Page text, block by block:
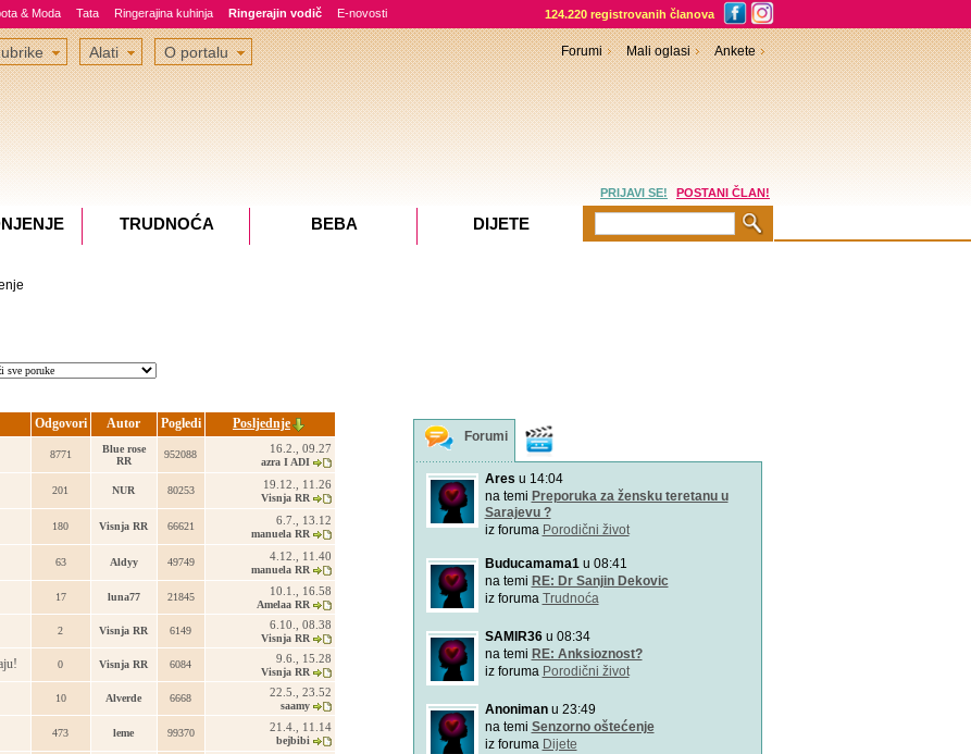
& Moda Tata Ringerajina kuhinja Ringerajin vodič E-novosti 124.220 registrovanih članova
Odgovori Autor Pogledi
Posljednje
8771
Blue rose
RR
952088 16.2., 09.27
azra I ADI
201 NUR 80253 19.12., 11.26
Visnja RR
180 Visnja RR 66621 6.7., 13.12
manuela RR
63 Aldyy 49749 4.12., 11.40
manuela RR
17 luna77 21845 10.1., 16.58
Amelaa RR
2 Visnja RR 6149 6.10., 08.38
Visnja RR
0 Visnja RR 6084 9.6., 15.28
Visnja RR
10 Alverde 6668 22.5., 23.52
saamy
473 leme 99370 21.4., 11.14
bejbibi
Forumi
Ares u 14:04
na temi Preporuka za žensku teretanu u
Sarajevu ?
iz foruma Porodični život
Buducamama1u 08:41
na temi RE: Dr Sanjin Dekovic
iz foruma Trudnoća
SAMIR36u 08:34
na temi RE: Anksioznost?
iz foruma Porodični život
Anonimanu 23:49
na temi Senzorno oštećenje
iz foruma Dijete
Alati O portalu Forumi Mali oglasi Ankete
PRIJAVI SE! POSTANI ČLAN!
TRUDNOĆA BEBA DIJETE